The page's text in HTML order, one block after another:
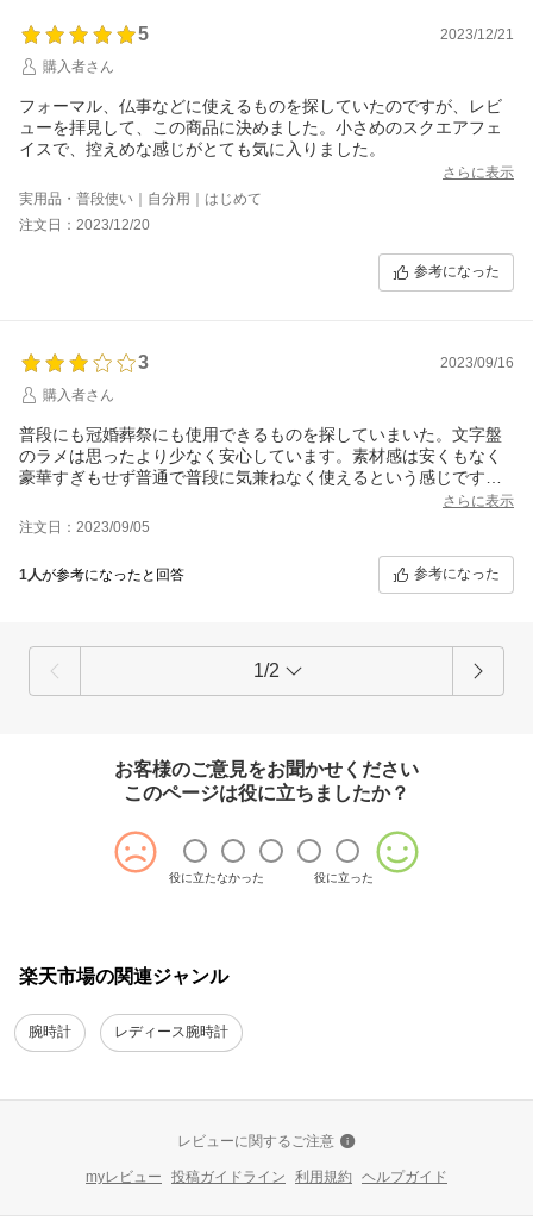
5
2023/12/21
購入者さん
フォーマル、仏事などに使えるものを探していたのですが、レビ
ューを拝見して、この商品に決めました。小さめのスクエアフェ
イスで、控えめな感じがとても気に入りました。
さらに表示
実用品・普段使い｜自分用｜はじめて
注文日：2023/12/20
参考になった
3
2023/09/16
購入者さん
普段にも冠婚葬祭にも使用できるものを探していまいた。文字盤
のラメは思ったより少なく安心しています。素材感は安くもなく
豪華すぎもせず普通で普段に気兼ねなく使えるという感じです。
文字盤が小さすぎて時刻の視認性がどうかと思いましたが、毎時
部分に小さい鋲飾りがあるので、時刻が不明瞭になることはあり
さらに表示
注文日：2023/09/05
1人が参考になったと回答 参考になった
1/2
お客様のご意見をお聞かせください
このページは役に立ちましたか？
役に立たなかった 役に立った
楽天市場の関連ジャンル
腕時計 レディース腕時計
レビューに関するご注意
myレビュー 投稿ガイドライン 利用規約 ヘルプガイド